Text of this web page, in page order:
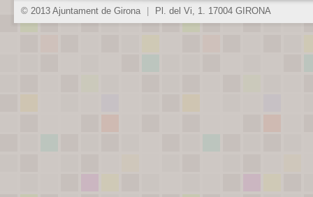
© 2013 Ajuntament de Girona Pl. del Vi, 1. 17004 GIRONA